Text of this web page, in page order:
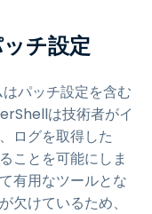
チ設定
パッチ設定を含む
は技術者がイ
ログを取得した
ことを可能にしま
有用なツールとな
欠けているため、